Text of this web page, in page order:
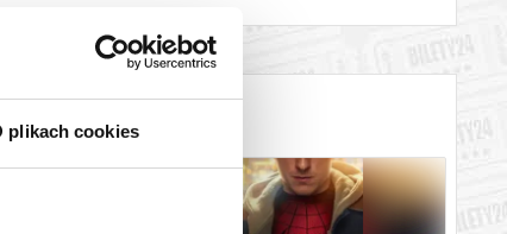
plikach cookies